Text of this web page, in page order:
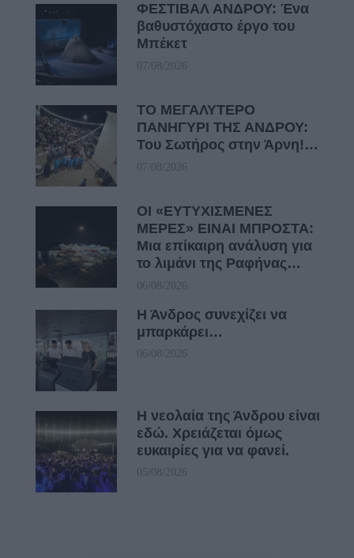
ΦΕΣΤΙΒΑΛ ΑΝΔΡΟΥ: Ένα
βαθυστόχαστο έργο του
Μπέκετ
07/08/2026
ΤΟ ΜΕΓΑΛΥΤΕΡΟ
ΠΑΝΗΓΥΡΙ ΤΗΣ ΑΝΔΡΟΥ:
Του Σωτήρος στην Άρνη!…
07/08/2026
ΟΙ «ΕΥΤΥΧΙΣΜΕΝΕΣ
ΜΕΡΕΣ» ΕΙΝΑΙ ΜΠΡΟΣΤΑ:
Μια επίκαιρη ανάλυση για
το λιμάνι της Ραφήνας…
06/08/2026
Η Άνδρος συνεχίζει να
μπαρκάρει…
06/08/2026
Η νεολαία της Άνδρου είναι
εδώ. Χρειάζεται όμως
ευκαιρίες για να φανεί.
05/08/2026